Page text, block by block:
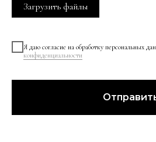
Загрузить файлы
Я даю согласие на обработку персональных
конфиденциальности